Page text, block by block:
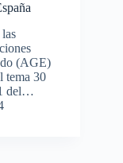
(AGE)
tema 30
del…